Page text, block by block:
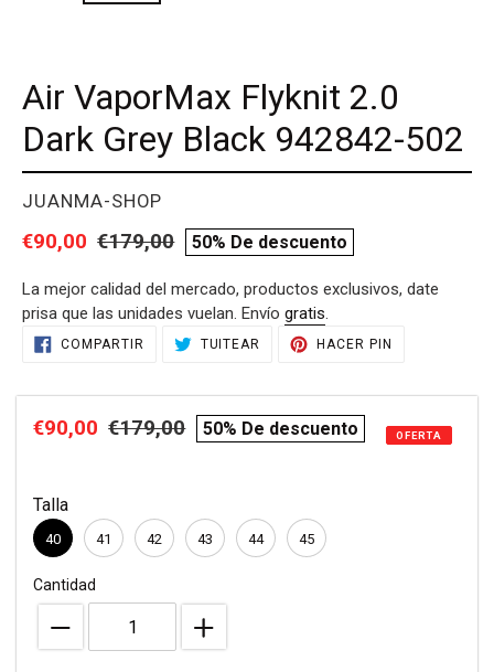
Air VaporMax Flyknit 2.0
Dark Grey Black 942842-502
PROVEEDOR
JUANMA-SHOP
Precio
venta
€90,00 Precio
€179,00
compare
50% De descuento
La mejor calidad del mercado, productos exclusivos, date
prisa que las unidades vuelan. Envío gratis.
Agregando
tu
compra
COMPARTIR COMPARTIRTUITEAR TUITEARHACER PIN
Precio
€90,00 Precio
€179,00
compare
50% De descuento OFERTA
Talla
40 41 42 43 44 45
Cantidad